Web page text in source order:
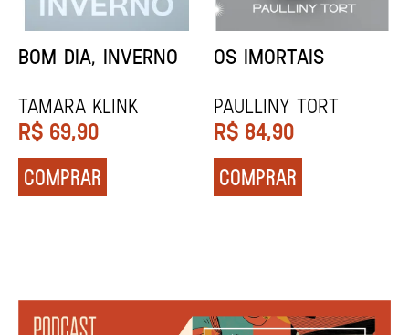
ORIXÁS
REGINALDO PRANDI
R$ 79,90
COMPRAR
ORAÇÃO PARA
Socorro Acioli
R$ 74,90
COMPRAR